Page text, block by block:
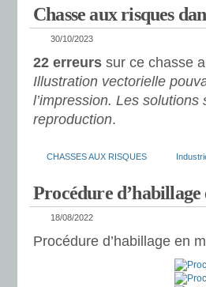
Chasse aux risques
30/10/2023
22 erreurs sur ce chasse
Illustration vectorielle
l’impression. Les solutions
reproduction.
CHASSES AUX RISQUES
Procédure
18/08/2022
Procédure d’habillage en